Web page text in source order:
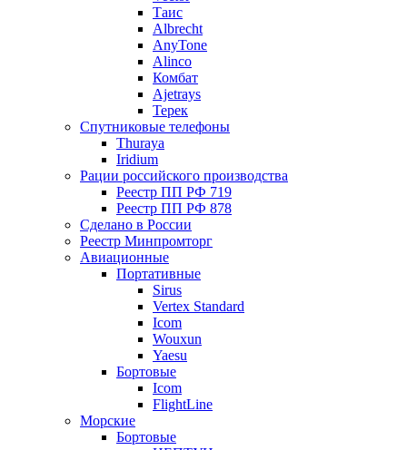
Таис
Albrecht
AnyTone
Alinco
Комбат
Ajetrays
Терек
Спутниковые телефоны
Thuraya
Iridium
Рации российского производства
Реестр ПП РФ 719
Реестр ПП РФ 878
Сделано в России
Реестр Минпромторг
Авиационные
Портативные
Sirus
Vertex Standard
Icom
Wouxun
Yaesu
Бортовые
Icom
FlightLine
Морские
Бортовые